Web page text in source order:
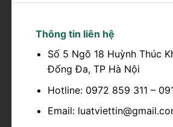
Thông tin liên hệ
Số 5 Ngõ 18 Huỳnh Thúc
Đống Đa, TP Hà Nội
Hotline: 0972 859 311 –
Email: